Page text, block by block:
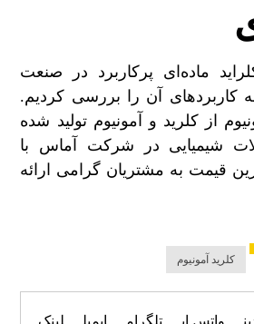
ماده‌ای پرکاربرد در صنعت
کاربردهای آن را بررسی کردیم.
از کلرید و آمونیوم تولید شده
شیمیایی در شرکت آماس با
قیمت به مشتریان گرامی ارائه
کلرید آمونیوم